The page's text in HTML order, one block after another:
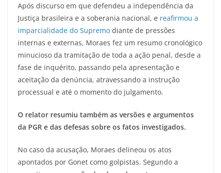
Após discurso em que defendeu a independência da
Justiça brasileira e a soberania nacional, e reafirmou a
imparcialidade do Supremo diante de pressões
internas e externas, Moraes fez um resumo cronológico
minucioso da tramitação de toda a ação penal, desde a
fase de inquérito, passando pela apresentação e
aceitação da denúncia, atravessando a instrução
processual e até o momento do julgamento.
O relator resumiu também as versões e argumentos
da PGR e das defesas sobre os fatos investigados.
No caso da acusação, Moraes delineou os atos
apontados por Gonet como golpistas. Segundo a